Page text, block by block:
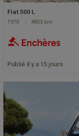
Fiat 500 L
1970 4853 km
Publié il y a 15 jours